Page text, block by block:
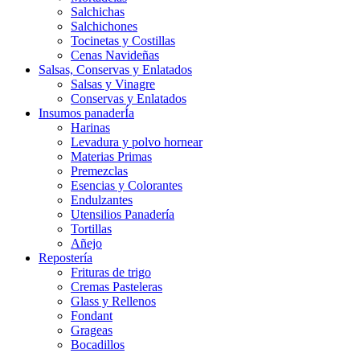
Salchichas
Salchichones
Tocinetas y Costillas
Cenas Navideñas
Salsas, Conservas y Enlatados
Salsas y Vinagre
Conservas y Enlatados
Insumos panaderÍa
Harinas
Levadura y polvo hornear
Materias Primas
Premezclas
Esencias y Colorantes
Endulzantes
Utensilios Panadería
Tortillas
Añejo
Repostería
Frituras de trigo
Cremas Pasteleras
Glass y Rellenos
Fondant
Grageas
Bocadillos